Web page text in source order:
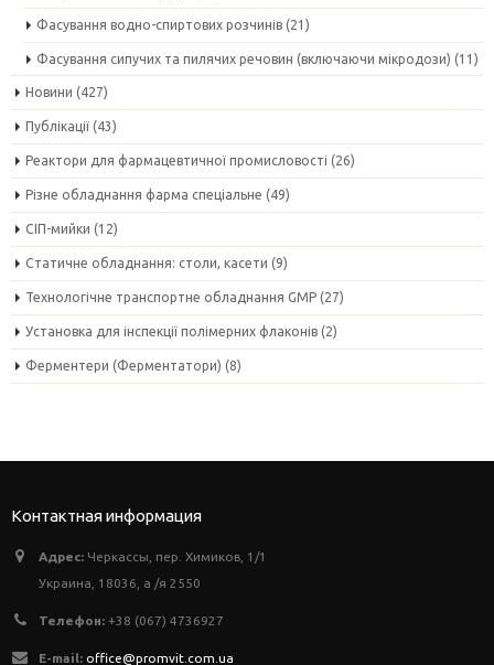
Фасування водно-спиртових розчинів (21)
Фасування сипучих та пилячих речовин (включаючи мікродози) (11)
Новини (427)
Публікації (43)
Реактори для фармацевтичної промисловості (26)
Різне обладнання фарма спеціальне (49)
СІП-мийки (12)
Статичне обладнання: столи, касети (9)
Технологічне транспортне обладнання GMP (27)
Установка для інспекції полімерних флаконів (2)
Ферментери (Ферментатори) (8)
Контактная информация
Адрес: Черкассы, пер. Химиков, 1/1
Украина, 18036, а /я 2550
Телефон: +38 (067) 4736927
E-mail: office@promvit.com.ua